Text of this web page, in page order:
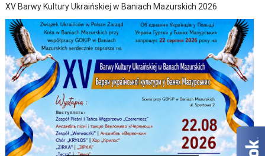
XV Barwy Kultury Ukraińskiej w Baniach Mazurskich 2026